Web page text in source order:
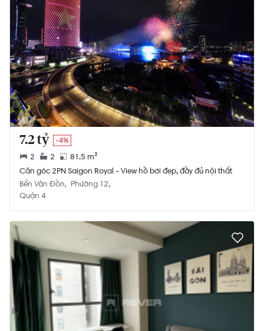
7.2 tỷ -4%
2 2
81.5 m²
Căn góc 2PN Saigon Royal - View hồ bơi đẹp, đầy đủ nội thất
Bến Vân Đồn
Phường 12
Quận 4